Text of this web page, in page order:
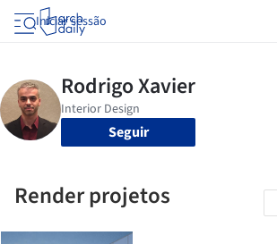
Iniciar sessão
Seguir
Render projetos